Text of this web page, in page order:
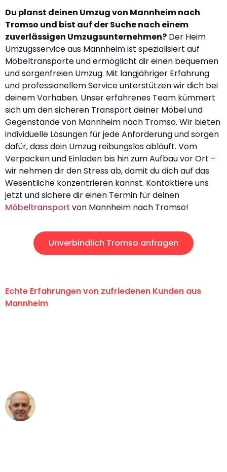
Du planst deinen Umzug von Mannheim nach
Tromso und bist auf der Suche nach einem
zuverlässigen Umzugsunternehmen? Der Heim
Umzugsservice aus Mannheim ist spezialisiert auf
Möbeltransporte und ermöglicht dir einen bequemen
und sorgenfreien Umzug. Mit langjähriger Erfahrung
und professionellem Service unterstützen wir dich bei
deinem Vorhaben. Unser erfahrenes Team kümmert
sich um den sicheren Transport deiner Möbel und
Gegenstände von Mannheim nach Tromso. Wir bieten
individuelle Lösungen für jede Anforderung und sorgen
dafür, dass dein Umzug reibungslos abläuft. Vom
Verpacken und Einladen bis hin zum Aufbau vor Ort –
wir nehmen dir den Stress ab, damit du dich auf das
Wesentliche konzentrieren kannst. Kontaktiere uns
jetzt und sichere dir einen Termin für deinen
Möbeltransport von Mannheim nach Tromso!
Unverbindlich Tromso anfragen
Echte Erfahrungen von zufriedenen Kunden aus
Mannheim